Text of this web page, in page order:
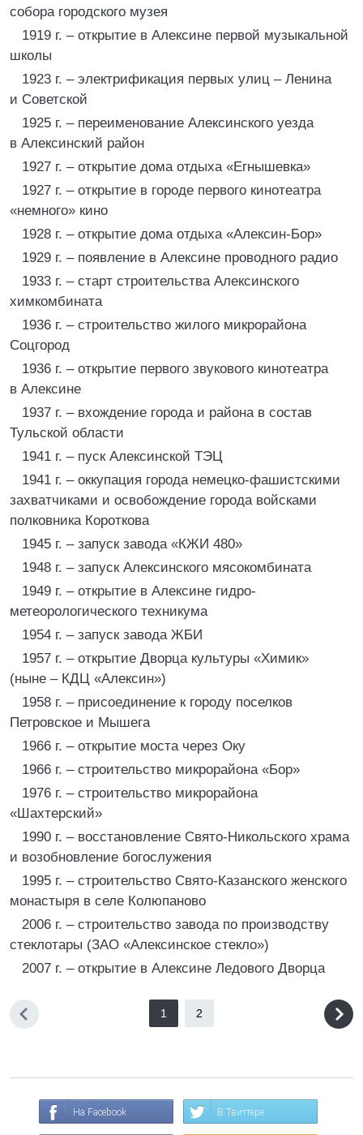
собора городского музея
1919 г. – открытие в Алексине первой музыкальной
школы
1923 г. – электрификация первых улиц – Ленина
и Советской
1925 г. – переименование Алексинского уезда
в Алексинский район
1927 г. – открытие дома отдыха «Егнышевка»
1927 г. – открытие в городе первого кинотеатра
«немного» кино
1928 г. – открытие дома отдыха «Алексин-Бор»
1929 г. – появление в Алексине проводного радио
1933 г. – старт строительства Алексинского
химкомбината
1936 г. – строительство жилого микрорайона
Соцгород
1936 г. – открытие первого звукового кинотеатра
в Алексине
1937 г. – вхождение города и района в состав
Тульской области
1941 г. – пуск Алексинской ТЭЦ
1941 г. – оккупация города немецко-фашистскими
захватчиками и освобождение города войсками
полковника Короткова
1945 г. – запуск завода «КЖИ 480»
1948 г. – запуск Алексинского мясокомбината
1949 г. – открытие в Алексине гидро-
метеорологического техникума
1954 г. – запуск завода ЖБИ
1957 г. – открытие Дворца культуры «Химик»
(ныне – КДЦ «Алексин»)
1958 г. – присоединение к городу поселков
Петровское и Мышега
1966 г. – открытие моста через Оку
1966 г. – строительство микрорайона «Бор»
1976 г. – строительство микрорайона
«Шахтерский»
1990 г. – восстановление Свято-Никольского храма
и возобновление богослужения
1995 г. – строительство Свято-Казанского женского
монастыря в селе Колюпаново
2006 г. – строительство завода по производству
стеклотары (ЗАО «Алексинское стекло»)
2007 г. – открытие в Алексине Ледового Дворца
1 2
На Facebook В Твиттере